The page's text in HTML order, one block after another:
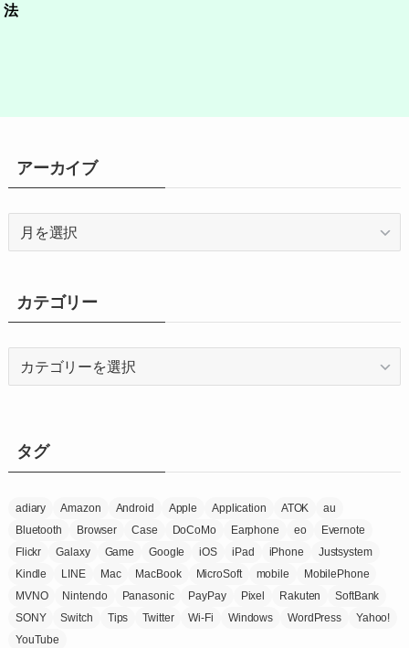
法
アーカイブ
ブ
カテゴリー
ータグ
adiary Amazon Android Apple Application ATOK
au
Bluetooth
Browser Case DoCoMo Earphone eo
Evernote
Flickr
Galaxy Game Google iOS iPad iPhone
Justsystem
Kindle
LINE Mac MacBook MicroSoft mobile
MobilePhone
MVNO
Nintendo Panasonic PayPay Pixel Rakuten
SoftBank
SONY
Switch Tips Twitter Wi-Fi Windows WordPress
Yahoo!
YouTube